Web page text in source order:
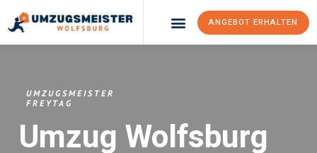
ANGEBOT ERHALTEN
UMZUGSMEISTER
FREYTAG
Umzug Wolfsburg